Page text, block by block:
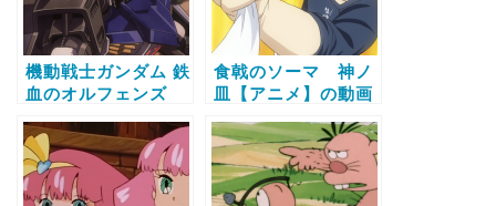
機動戦士ガンダム 鉄
血のオルフェンズ
信サービス比較と無
料で全話視聴する方
法
食戟のソーマ 神ノ
皿【アニメ】の動画
無料で全話視聴する
方法